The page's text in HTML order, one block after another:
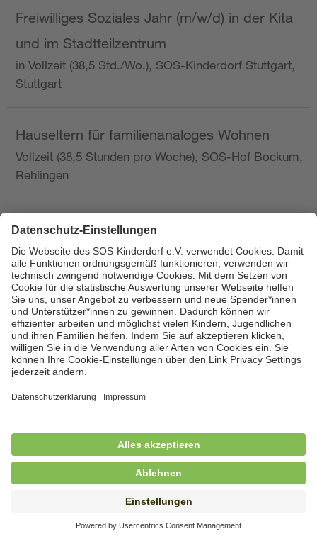
Freiwilliges Soziales Jahr (m/w/d) in der Kita
und im Stadtteilzentrum
in Vollzeit (38,5 Std./Wo.), SOS-Kinderdorf Stuttgart,
Stuttgart
Hauseltern für familienanaloges Wohnen
Vollzeit (38,5 Stunden pro Woche), SOS-Hof Bockum,
Rehlingen
Hauswirtschafterin / Köchin (m/w/d) als
Ausbilderin (m/w/d) im Bereich
Nahrungszubereitung
in Vollzeit (38,5 Std./Wo.), SOS-Kinderdorf
Saarbrücken, Saarbrücken
Hauswirtschaftskraft (m/w/d)
in Teilzeit (mind. 20 - max. 30 Std./.Wo.), SOS-
Hauswirtschaftskraft (m/w/d)
in unbefristeter Anstellung, Teilzeit (20 Std./Wo.), SOS-
Kinderdorf Dortmund, Hagen